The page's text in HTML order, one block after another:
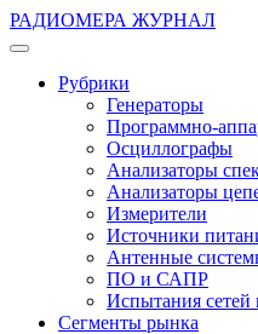
РАДИОМЕРА ЖУРНАЛ
Рубрики
Генераторы
Программно-
Осциллографы
Анализаторы
Анализаторы
Измерители
Источники
Антенные
ПО и САПР
Испытания сетей
Сегменты рынка